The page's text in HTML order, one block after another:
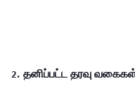
2. தனிப்பட்ட தரவு